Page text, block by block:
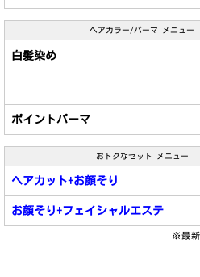
ヘアカラー/パーマ メニュー
白髪染め
ポイントパーマ
おトクなセット メニュー
ヘアカット+お顔そり
お顔そり+フェイシャルエステ
※最新